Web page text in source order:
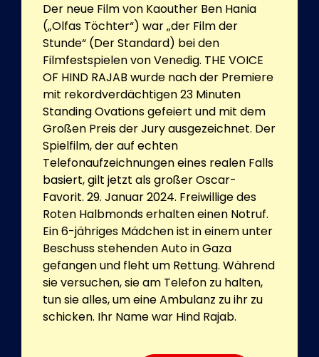
Der neue Film von Kaouther Ben Hania
(„Olfas Töchter“) war „der Film der
Stunde“ (Der Standard) bei den
Filmfestspielen von Venedig. THE VOICE
OF HIND RAJAB wurde nach der Premiere
mit rekordverdächtigen 23 Minuten
Standing Ovations gefeiert und mit dem
Großen Preis der Jury ausgezeichnet. Der
Spielfilm, der auf echten
Telefonaufzeichnungen eines realen Falls
basiert, gilt jetzt als großer Oscar-
Favorit. 29. Januar 2024. Freiwillige des
Roten Halbmonds erhalten einen Notruf.
Ein 6-jähriges Mädchen ist in einem unter
Beschuss stehenden Auto in Gaza
gefangen und fleht um Rettung. Während
sie versuchen, sie am Telefon zu halten,
tun sie alles, um eine Ambulanz zu ihr zu
schicken. Ihr Name war Hind Rajab.